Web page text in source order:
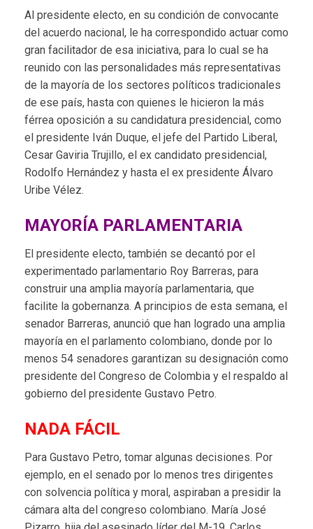
Al presidente electo, en su condición de convocante
del acuerdo nacional, le ha correspondido actuar como
gran facilitador de esa iniciativa, para lo cual se ha
reunido con las personalidades más representativas
de la mayoría de los sectores políticos tradicionales
de ese país, hasta con quienes le hicieron la más
férrea oposición a su candidatura presidencial, como
el presidente Iván Duque, el jefe del Partido Liberal,
Cesar Gaviria Trujillo, el ex candidato presidencial,
Rodolfo Hernández y hasta el ex presidente Álvaro
Uribe Vélez.
MAYORÍA PARLAMENTARIA
El presidente electo, también se decantó por el
experimentado parlamentario Roy Barreras, para
construir una amplia mayoría parlamentaria, que
facilite la gobernanza. A principios de esta semana, el
senador Barreras, anunció que han logrado una amplia
mayoría en el parlamento colombiano, donde por lo
menos 54 senadores garantizan su designación como
presidente del Congreso de Colombia y el respaldo al
gobierno del presidente Gustavo Petro.
NADA FÁCIL
Para Gustavo Petro, tomar algunas decisiones. Por
ejemplo, en el senado por lo menos tres dirigentes
con solvencia política y moral, aspiraban a presidir la
cámara alta del congreso colombiano. María José